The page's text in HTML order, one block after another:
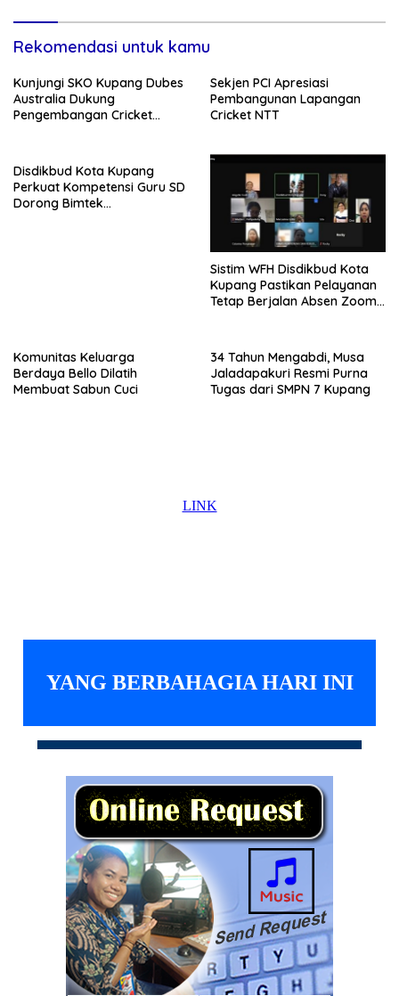
Rekomendasi untuk kamu
Kunjungi SKO Kupang Dubes
Australia Dukung
Pengembangan Cricket
Sekjen PCI Apresiasi
Pembangunan Lapangan
Cricket NTT
Disdikbud Kota Kupang
Perkuat Kompetensi Guru SD
Dorong Bimtek
Sistim WFH Disdikbud Kota
Kupang Pastikan Pelayanan
Tetap Berjalan Absen Zoom
Komunitas Keluarga
Berdaya Bello Dilatih
Membuat Sabun Cuci
34 Tahun Mengabdi, Musa
Jaladapakuri Resmi Purna
Tugas dari SMPN 7 Kupang